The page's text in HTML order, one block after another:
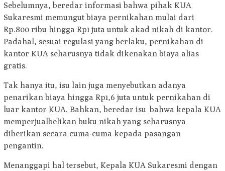
Sebelumnya, beredar informasi bahwa pihak KUA
Sukaresmi memungut biaya pernikahan mulai dari
Rp.800 ribu hingga Rp1 juta untuk akad nikah di kantor.
Padahal, sesuai regulasi yang berlaku, pernikahan di
kantor KUA seharusnya tidak dikenakan biaya alias
gratis.
Tak hanya itu, isu lain juga menyebutkan adanya
penarikan biaya hingga Rp1,6 juta untuk pernikahan di
luar kantor KUA. Bahkan, beredar isu bahwa kepala KUA
memperjualbelikan buku nikah yang seharusnya
diberikan secara cuma-cuma kepada pasangan
pengantin.
Menanggapi hal tersebut, Kepala KUA Sukaresmi dengan